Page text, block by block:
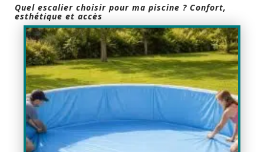
Quel escalier choisir pour ma piscine ? Confort,
esthétique et accès